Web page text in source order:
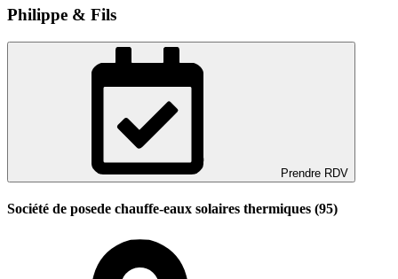
Philippe & Fils
Prendre RDV
Société de posede chauffe-eaux solaires thermiques (95)